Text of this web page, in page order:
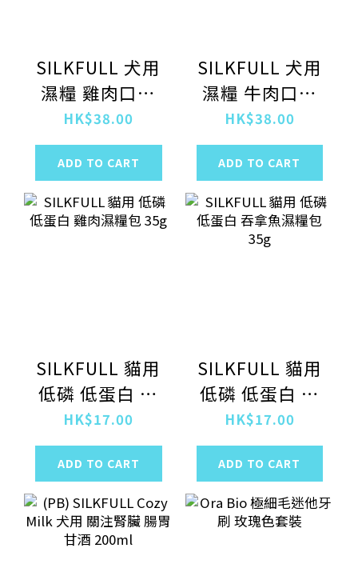
SILKFULL 犬用
濕糧 雞肉口味
100g
HK$38.00
ADD TO CART
SILKFULL 犬用
濕糧 牛肉口味
100g
HK$38.00
ADD TO CART
SILKFULL 貓用
低磷 低蛋白 雞
肉濕糧包 35g
HK$17.00
ADD TO CART
SILKFULL 貓用
低磷 低蛋白 吞
拿魚濕糧包 35g
HK$17.00
ADD TO CART